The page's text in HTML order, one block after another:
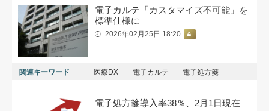
電子カルテ「カスタマイズ不可能」を
標準仕様に
2026年02月25日 18:20
関連キーワード 医療DX 電子カルテ 電子処方箋
電子処方箋導入率38％、2月1日現在